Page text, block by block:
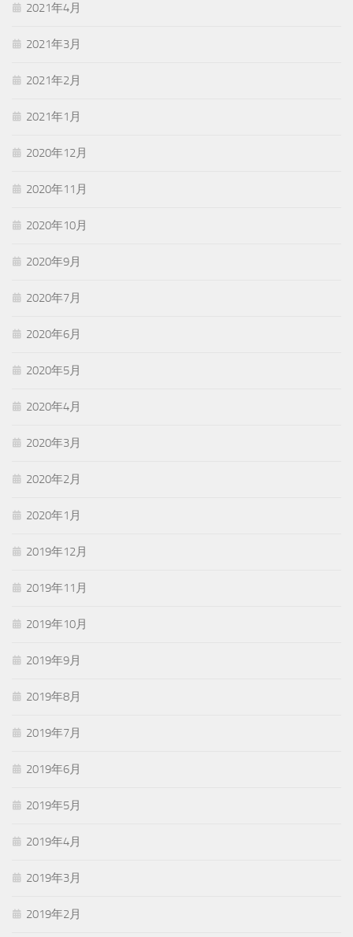
2021年4月
2021年3月
2021年2月
2021年1月
2020年12月
2020年11月
2020年10月
2020年9月
2020年7月
2020年6月
2020年5月
2020年4月
2020年3月
2020年2月
2020年1月
2019年12月
2019年11月
2019年10月
2019年9月
2019年8月
2019年7月
2019年6月
2019年5月
2019年4月
2019年3月
2019年2月